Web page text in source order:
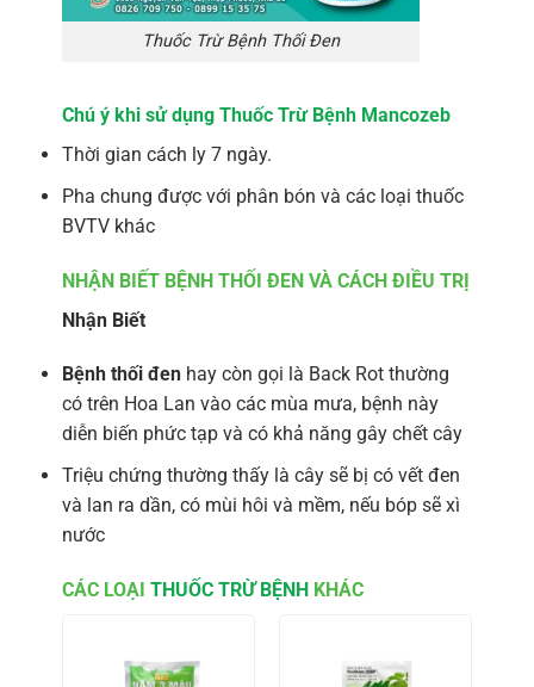
Thuốc Trừ Bệnh Thối Đen
Chú ý khi sử dụng Thuốc Trừ Bệnh Mancozeb
Thời gian cách ly 7 ngày.
Pha chung được với phân bón và các loại thuốc
BVTV khác
NHẬN BIẾT BỆNH THỐI ĐEN VÀ CÁCH ĐIỀU TRỊ
Nhận Biết
Bệnh thối đenhay còn gọi là Back Rot thường
có trên Hoa Lan vào các mùa mưa, bệnh này
diễn biến phức tạp và có khả năng gây chết cây
Triệu chứng thường thấy là cây sẽ bị có vết đen
và lan ra dần, có mùi hôi và mềm, nếu bóp sẽ xì
nước
CÁC LOẠI THUỐC TRỪ BỆNHKHÁC